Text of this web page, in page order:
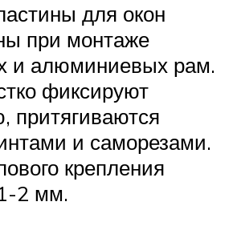
для окон
при монтаже
и алюминиевых рам.
фиксируют
притягиваются
и саморезами.
крепления
2 мм.